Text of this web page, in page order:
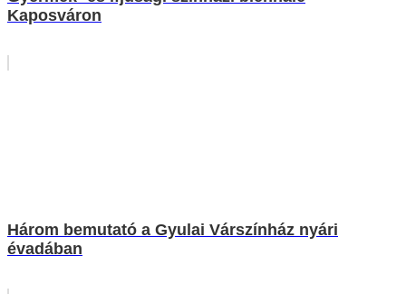
Kaposváron
Három bemutató a Gyulai Várszínház nyári
évadában